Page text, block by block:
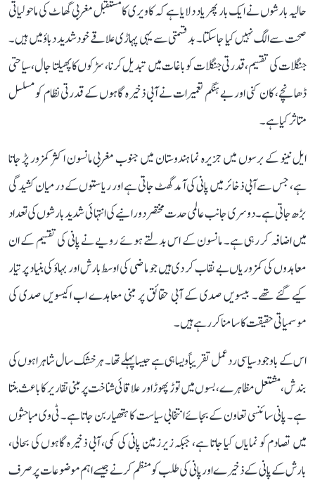
حالیہ بارشوں نے ایک بار پھر یاد دلایا ہے کہ کاویری کا مستقبل مغربی گھاٹ کی ماحولیاتی
صحت سے الگ نہیں کیا جا سکتا۔ بدقسمتی سے یہی پہاڑی علاقے خود شدید دباؤ میں ہیں۔
جنگلات کی تقسیم، قدرتی جنگلات کو باغات میں تبدیل کرنا، سڑکوں کا پھیلتا جال، سیاحتی
ڈھانچے، کان کنی اور بے ہنگم تعمیرات نے آبی ذخیرہ گاہوں کے قدرتی نظام کو مسلسل
متاثر کیا ہے۔
ایل نینو کے برسوں میں جزیرہ نما ہندوستان میں جنوب مغربی مانسون اکثر کمزور پڑ جاتا
ہے، جس سے آبی ذخائر میں پانی کی آمد گھٹ جاتی ہے اور ریاستوں کے درمیان کشیدگی
بڑھ جاتی ہے۔ دوسری جانب عالمی حدت مختصر دورانیے کی انتہائی شدید بارشوں کی تعداد
میں اضافہ کر رہی ہے۔ مانسون کے اس بدلتے ہوئے رویے نے پانی کی تقسیم کے ان
معاہدوں کی کمزوریاں بے نقاب کر دی ہیں جو ماضی کی اوسط بارش اور بہاؤ کی بنیاد پر تیار
کیے گئے تھے۔ بیسویں صدی کے آبی حقائق پر مبنی معاہدے اب اکیسویں صدی کی
موسمیاتی حقیقت کا سامنا کر رہے ہیں۔
اس کے باوجود سیاسی ردعمل تقریباً ویسا ہی ہے جیسا پہلے تھا۔ ہر خشک سال شاہراہوں کی
بندش، مشتعل مظاہرے، بسوں میں توڑ پھوڑ اور علاقائی شناخت پر مبنی تقاریر کا باعث بنتا
ہے۔ پانی سائنسی تعاون کے بجائے انتخابی سیاست کا ہتھیار بن جاتا ہے۔ ٹی وی مباحثوں
میں تصادم کو نمایاں کیا جاتا ہے، جبکہ زیرزمین پانی کی کمی، آبی ذخیرہ گاہوں کی بحالی،
بارش کے پانی کے ذخیرے اور پانی کی طلب کو منظم کرنے جیسے اہم موضوعات پر صرف